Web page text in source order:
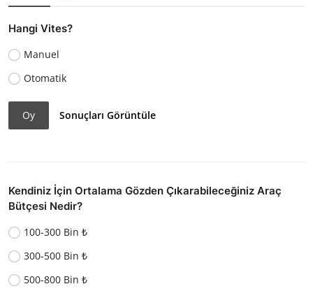
Hangi Vites?
Manuel
Otomatik
Oy Sonuçları Görüntüle
Kendiniz İçin Ortalama Gözden Çıkarabileceğiniz Araç
Bütçesi Nedir?
100-300 Bin ₺
300-500 Bin ₺
500-800 Bin ₺